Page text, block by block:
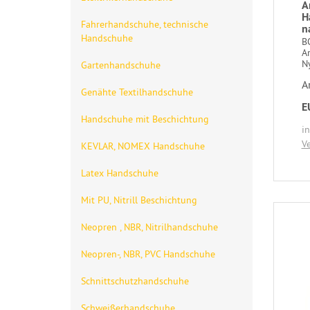
Fahrerhandschuhe, technische
Handschuhe
Gartenhandschuhe
Genähte Textilhandschuhe
Handschuhe mit Beschichtung
KEVLAR, NOMEX Handschuhe
Latex Handschuhe
Mit PU, Nitrill Beschichtung
Neopren , NBR, Nitrilhandschuhe
Neopren-, NBR, PVC Handschuhe
Schnittschutzhandschuhe